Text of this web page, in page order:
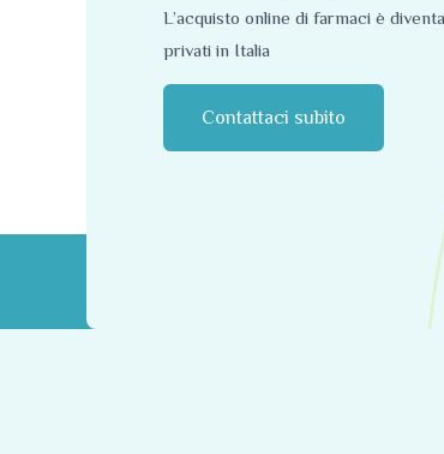
L’acquisto online di farmaci è
privati ​​in Italia
Contattaci subito